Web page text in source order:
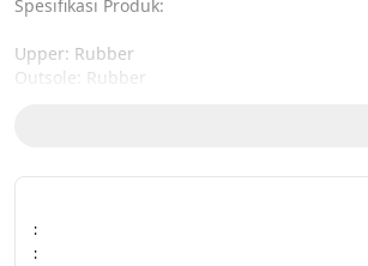
Spesifikasi Produk:
Upper: Rubber
Outsole: Rubber
39: 25 cm
41: 26,5 cm
42: 27,5 cm
:
: